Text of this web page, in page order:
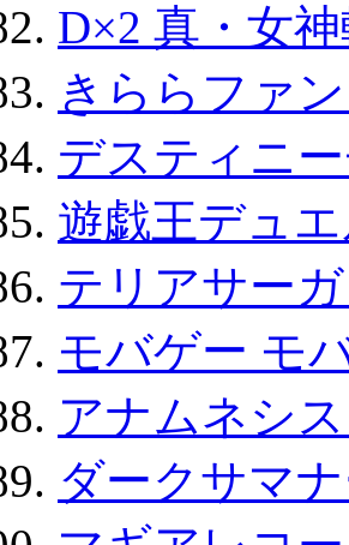
D×2 真・女
きららファ
デスティニ
遊戯王デュ
テリアサー
モバゲー モ
アナムネシ
ダークサマ